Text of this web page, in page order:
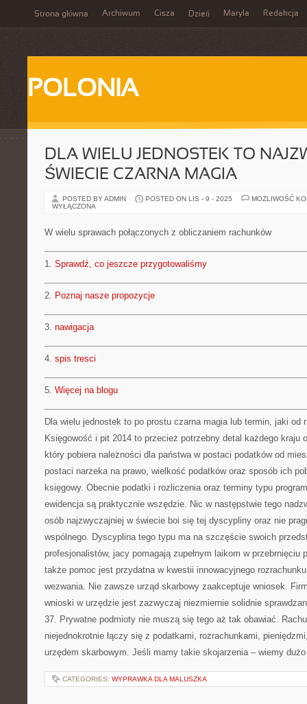
Strona główna Archiwum Cisza Dzień Maryla Redakcja
POLONIA
DLA WIELU JEDNOSTEK TO
ŚWIECIE CZARNA MAGIA
POSTED BY ADMIN POSTED ON LIS - 9 - 2025
MOŻLIWOŚĆ
WYŁĄCZONA
W wielu sprawach połączonych z obliczaniem rachunków
1. Sprawdź, co jeszcze przygotowaliśmy
2. Poznaj nasze propozycje
3. nawigacja
4. spis tresci
5. Więcej na blogu
Dla wielu jednostek to po prostu czarna magia lub termin, jaki od
Księgowość i pit 2014 to przecież potrzebny detal każdego kraju
który pobiera należności dla państwa w postaci podatków od
postaci narzeka na prawo, wielkość podatków oraz sposób ich
księgowy. Obecnie podatki i rozliczenia oraz terminy typu
ewidencja są praktycznie wszędzie. Nic w następstwie tego
osób najzwyczajniej w świecie boi się tej dyscypliny oraz nie
wspólnego. Dyscyplina tego typu ma na szczęście swoich
profesjonalistów, jacy pomagają zupełnym laikom w przebrnięciu
także pomoc jest przydatna w kwestii innowacyjnego
wezwania. Nie zawsze urząd skarbowy zaakceptuje wniosek.
wnioski w urzędzie jest zazwyczaj niezmiernie solidnie
37. Prywatne podmioty nie muszą się tego aż tak obawiać.
niejednokrotnie łączy się z podatkami, rozrachunkami,
urzędem skarbowym. Jeśli mamy takie skojarzenia – wiemy
CATEGORIES: WYPRAWKA DLA MALUSZKA